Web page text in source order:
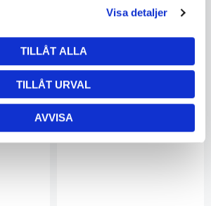
Visa detaljer
TILLÅT ALLA
TILLÅT URVAL
AVVISA
912 173
KÖP